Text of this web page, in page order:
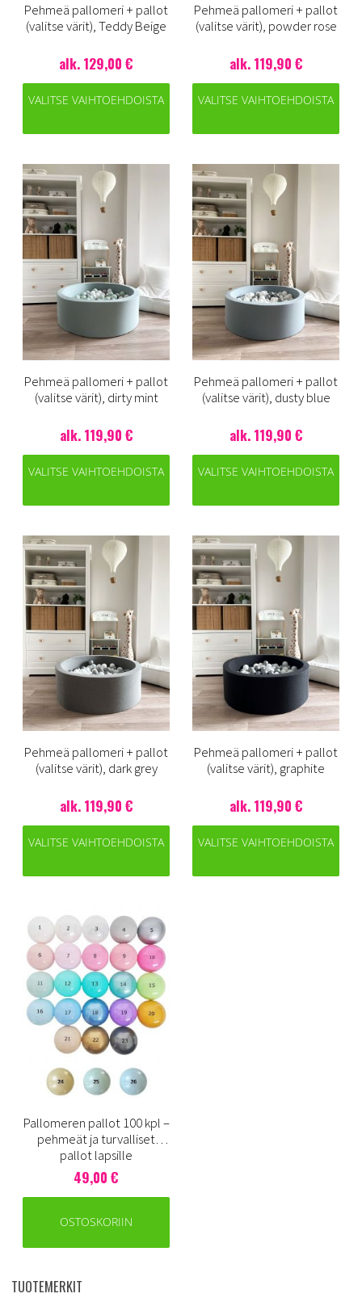
Pehmeä pallomeri + pallot
(valitse värit), Teddy Beige
alk. 129,00 €
VALITSE VAIHTOEHDOISTA
Pehmeä pallomeri + pallot
(valitse värit), powder rose
alk. 119,90 €
VALITSE VAIHTOEHDOISTA
Pehmeä pallomeri + pallot
(valitse värit), dirty mint
alk. 119,90 €
VALITSE VAIHTOEHDOISTA
Pehmeä pallomeri + pallot
(valitse värit), dusty blue
alk. 119,90 €
VALITSE VAIHTOEHDOISTA
Pehmeä pallomeri + pallot
(valitse värit), dark grey
alk. 119,90 €
VALITSE VAIHTOEHDOISTA
Pehmeä pallomeri + pallot
(valitse värit), graphite
alk. 119,90 €
VALITSE VAIHTOEHDOISTA
Pallomeren pallot 100 kpl –
pehmeät ja turvalliset
pallot lapsille
49,00 €
OSTOSKORIIN
TUOTEMERKIT